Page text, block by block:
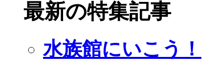
最新の特集記事
水族館にいこう！